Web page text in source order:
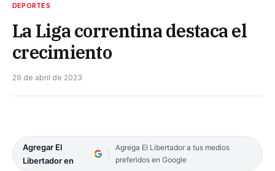
DEPORTES
La Liga correntina destaca el
crecimiento
29 de abril de 2023
Agregar El
Libertador en
Agrega El Libertador a tus medios
preferidos en Google